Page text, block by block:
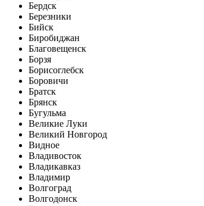
Бердск
Березники
Бийск
Биробиджан
Благовещенск
Борзя
Борисоглебск
Боровичи
Братск
Брянск
Бугульма
Великие Луки
Великий Новгород
Видное
Владивосток
Владикавказ
Владимир
Волгоград
Волгодонск